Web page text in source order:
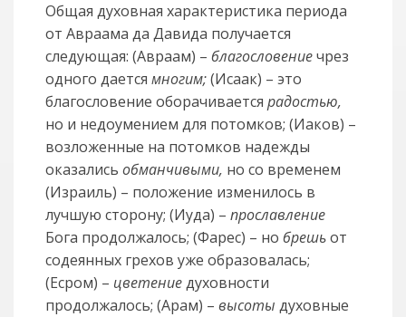
Общая духовная характеристика периода
от Авраама да Давида получается
следующая: (Авраам) –благословениечрез
одного даетсямногим;(Исаак) – это
благословение оборачиваетсярадостью,
но и недоумением для потомков; (Иаков) –
возложенные на потомков надежды
оказалисьобманчивыми, но со временем
(Израиль) – положение изменилось в
лучшую сторону; (Иуда) –прославление
Бога продолжалось; (Фарес) – нобрешьот
содеянных грехов уже образовалась;
(Есром) – цветениедуховности
продолжалось; (Арам) –высоты духовные